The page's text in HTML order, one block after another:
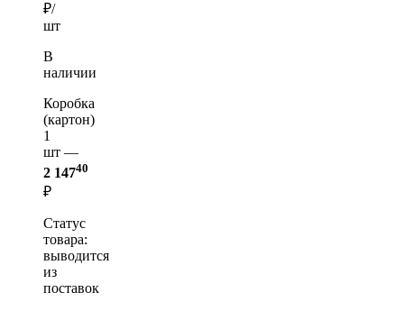
₽/
шт
В
наличии
Коробка
(картон)
1
шт —
2 14740
₽
Статус
товара:
выводится
из
поставок